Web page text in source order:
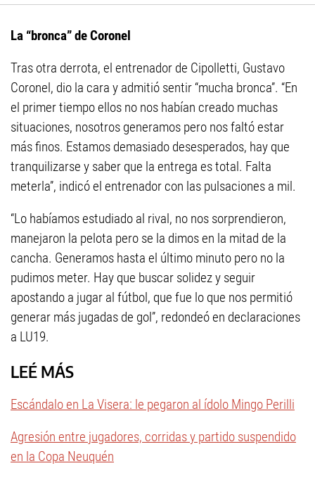
La “bronca” de Coronel
Tras otra derrota, el entrenador de Cipolletti, Gustavo
Coronel, dio la cara y admitió sentir “mucha bronca”. “En
el primer tiempo ellos no nos habían creado muchas
situaciones, nosotros generamos pero nos faltó estar
más finos. Estamos demasiado desesperados, hay que
tranquilizarse y saber que la entrega es total. Falta
meterla”, indicó el entrenador con las pulsaciones a mil.
“Lo habíamos estudiado al rival, no nos sorprendieron,
manejaron la pelota pero se la dimos en la mitad de la
cancha. Generamos hasta el último minuto pero no la
pudimos meter. Hay que buscar solidez y seguir
apostando a jugar al fútbol, que fue lo que nos permitió
generar más jugadas de gol”, redondeó en declaraciones
a LU19.
LEÉ MÁS
Escándalo en La Visera: le pegaron al ídolo Mingo Perilli
Agresión entre jugadores, corridas y partido suspendido
en la Copa Neuquén